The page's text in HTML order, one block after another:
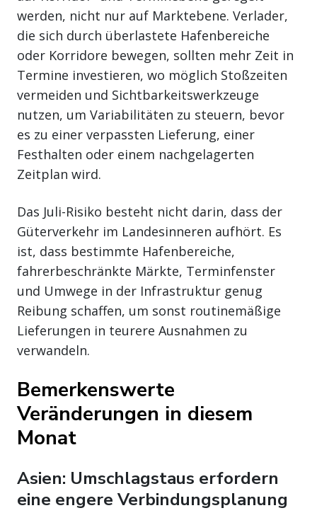
werden, nicht nur auf Marktebene. Verlader,
die sich durch überlastete Hafenbereiche
oder Korridore bewegen, sollten mehr Zeit in
Termine investieren, wo möglich Stoßzeiten
vermeiden und Sichtbarkeitswerkzeuge
nutzen, um Variabilitäten zu steuern, bevor
es zu einer verpassten Lieferung, einer
Festhalten oder einem nachgelagerten
Zeitplan wird.
Das Juli-Risiko besteht nicht darin, dass der
Güterverkehr im Landesinneren aufhört. Es
ist, dass bestimmte Hafenbereiche,
fahrerbeschränkte Märkte, Terminfenster
und Umwege in der Infrastruktur genug
Reibung schaffen, um sonst routinemäßige
Lieferungen in teurere Ausnahmen zu
verwandeln.
Bemerkenswerte
Veränderungen in diesem
Monat
Asien: Umschlagstaus erfordern
eine engere Verbindungsplanung